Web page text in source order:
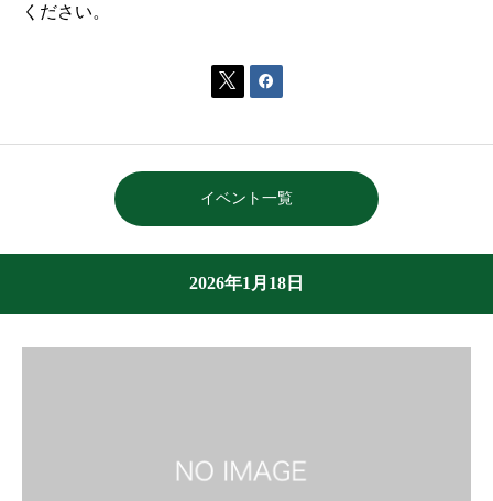
ください。
 
イベント一覧
2026年1月18日